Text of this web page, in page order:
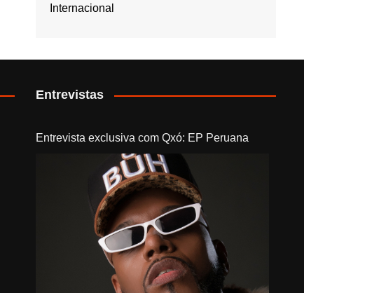
Internacional
Entrevistas
Entrevista exclusiva com Qxó: EP Peruana